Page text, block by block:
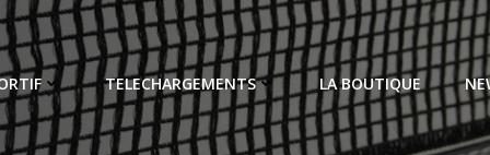
TELECHARGEMENTS LA BOUTIQUE